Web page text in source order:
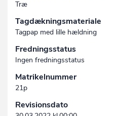
Træ
Tagdækningsmateriale
Tagpap med lille hældning
Fredningsstatus
Ingen fredningsstatus
Matrikelnummer
21p
Revisionsdato